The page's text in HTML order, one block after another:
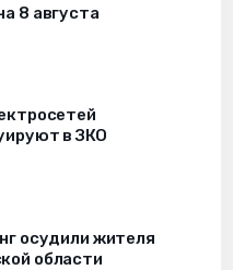
8 августа
в ЗКО
осудили жителя
области